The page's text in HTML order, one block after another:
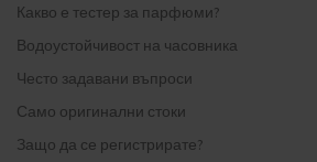
Какво е тестер за парфюми?
Водоустойчивост на часовника
Често задавани въпроси
Само оригинални стоки
Защо да се регистрирате?